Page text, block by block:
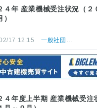
４年 産業機械受注状況（２
）
17 12:15 一般社団法人 日本産業機械工業会
４年度上半期 産業機械受注